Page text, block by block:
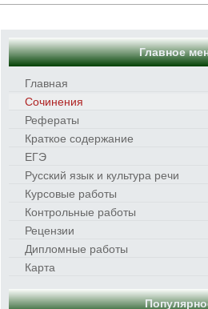
Главное
Главная
Сочинения
Рефераты
Краткое содержание
ЕГЭ
Русский язык и культура речи
Курсовые работы
Контрольные работы
Рецензии
Дипломные работы
Карта